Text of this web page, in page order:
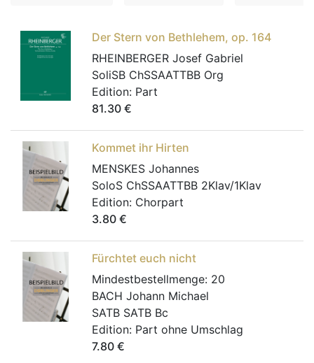
Der Stern von Bethlehem, op. 164
RHEINBERGER Josef Gabriel
SoliSB ChSSAATTBB Org
Edition: Part
81.30 €
Kommet ihr Hirten
MENSKES Johannes
SoloS ChSSAATTBB 2Klav/1Klav
Edition: Chorpart
3.80 €
Fürchtet euch nicht
Mindestbestellmenge: 20
BACH Johann Michael
SATB SATB Bc
Edition: Part ohne Umschlag
7.80 €